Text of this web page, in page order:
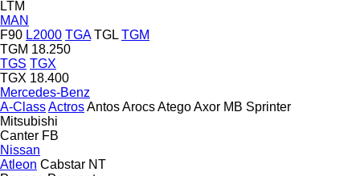
LTM
MAN
F90 L2000 TGA TGL TGM
TGM 18.250
TGS TGX
TGX 18.400
Mercedes-Benz
A-ClassActrosAntosArocsAtegoAxor MB Sprinter
Mitsubishi
Canter FB
Nissan
Atleon Cabstar NT